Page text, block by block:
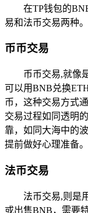
在TP钱包的
易和法币交易两种。
币币交易
币币交易,就像
可以用BNB兑换
币，这种交易方式
交易过程如同透明
靠，如同大海中的
提前做好心理准备。
法币交易
法币交易,则是
或出售BNB，需要